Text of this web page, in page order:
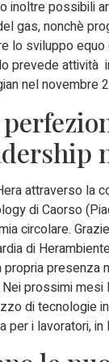
inoltre possibili
gas, nonchè
lo sviluppo equo
prevede attività
nel novembre
attraverso la
di Caorso
circolare.
di
propria presenza
prossimi
di tecnologie
per i lavoratori,